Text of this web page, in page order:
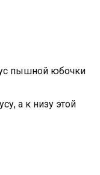
пышной юбочки
а к низу этой